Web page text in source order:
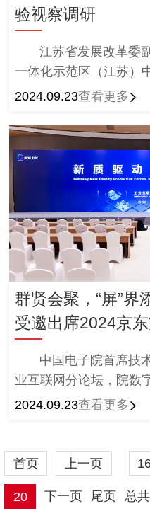
验视察调研
江苏省发展改革委
一体化示范区（江苏）
限公司（以下简称中电
2024.09.23查看更多
群贤会聚，“屏”
受邀出席2024京
中国电子院首席技
业互联网分论坛，院数
《数字化赋能新型显示
2024.09.23查看更多
首页 上一页
20 下一页 尾页 总共